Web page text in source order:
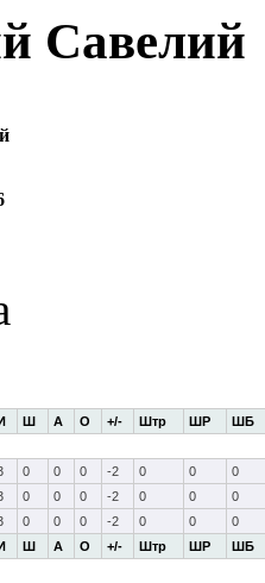
Савелий
Ш А О +/- Штр ШР ШБ
Ш А О +/- Штр ШР ШБ
0 0 0 -2 0 0
0
0 0 0 -2 0 0
0
0 0 0 -2 0 0 0